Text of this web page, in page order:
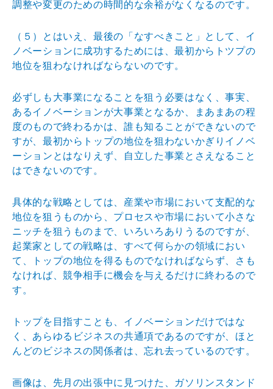
調整や変更のための時間的な余裕がなくなるのです。
（５）とはいえ、最後の「なすべきこと」として、イ
ノベーションに成功するためには、最初からトツプの
地位を狙 わなければならないのです。
必ずしも大事業になることを狙う必要はなく、事実、
あるイノベーションが大事業となるか、まあまあの程
度のもので終わるかは、誰も知ることができないので
すが、最初からトップの地位を狙わないかぎりイノベ
ーションとはなり えず、自立した事業とさえなること
はできないのです。
具体的な戦略としては、産業や市場において支配的な
地位を狙うものから、プロセスや市場において小さな
ニッチを狙うものまで、いろいろありうるのですが、
起業家としての戦略は、すべて何らかの領域におい
て、トップの地位を得るものでなければならず、さも
なければ、競争相手に機会を与えるだけに終わるので
す。
トップを目指すことも、イノベーションだけではな
く、あ らゆるビジネスの共通項であるのですが、ほと
んどのビジネスの関係者は、忘れ去っているのです。
画像は、先月の出張中に見つけた、ガソリンスタンド